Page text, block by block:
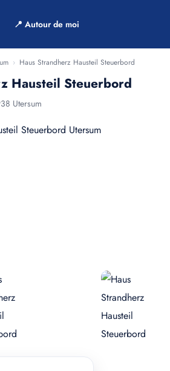
📍 Autour de moi
› Haus Strandherz Hausteil Steuerbord
Hausteil Steuerbord
Utersum